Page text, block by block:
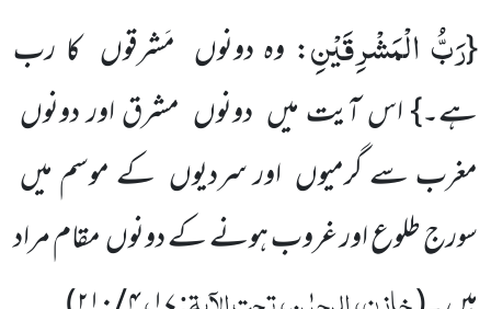
{رَبُّ الْمَشْرِقَیْنِ: وہ دونوں مَشرقوں کا رب
ہے۔} اس آیت میں دونوں مشرق اور دونوں
مغرب سے گرمیوں اور سردیوں کے موسم میں
سورج طلوع اور غروب ہونے کے دونوں مقام مراد